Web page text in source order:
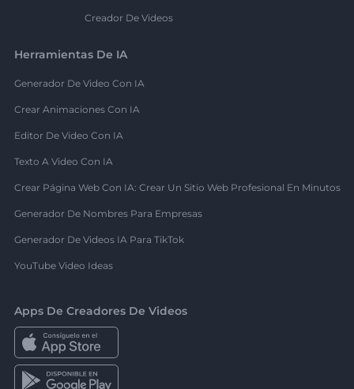
Creador De Videos
Herramientas De IA
Generador De Video Con IA
Crear Animaciones Con IA
Editor De Video Con IA
Texto A Video Con IA
Crear Página Web Con IA: Crear Un Sitio Web Profesional En Minutos
Generador De Nombres Para Empresas
Generador De Videos IA Para TikTok
YouTube Video Ideas
Apps De Creadores De Videos